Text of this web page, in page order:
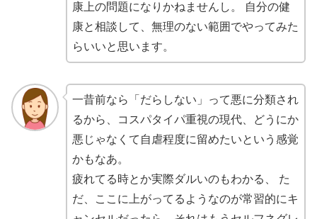
康上の問題になりかねませんし。 自分の健
康と相談して、無理のない範囲でやってみた
らいいと思います。
一昔前なら「だらしない」って悪に分類され
るから、コスパタイパ重視の現代、どうにか
悪じゃなくて自虐程度に留めたいという感覚
かもなあ。
疲れてる時とか実際ダルいのもわかる、 た
だ、ここに上がってるようなのが常習的にキ